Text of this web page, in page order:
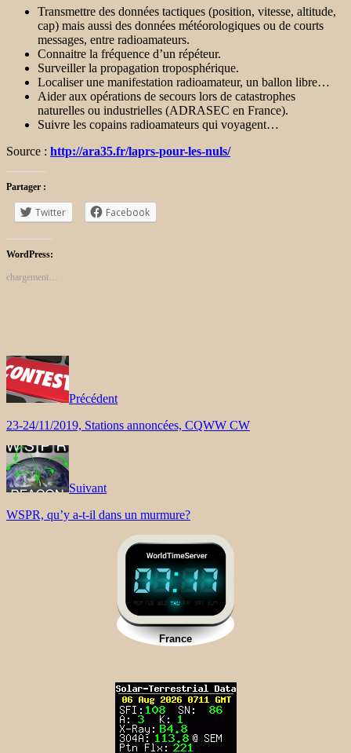
Transmettre des données tactiques (position, vitesse, altitude,
cap) mais aussi des données météorologiques ou de courts
messages, entre radioamateurs.
Connaitre la fréquence d’un répéteur.
Surveiller la propagation troposphérique.
Localiser une manifestation radioamateur, un ballon libre…
Aider aux opérations de secours lors de catastrophes
naturelles ou industrielles (ADRASEC en France).
Suivre les copains radioamateurs qui voyagent…
Source : http://ara35.fr/laprs-pour-les-nuls/
Partager :
Twitter Facebook
WordPress:
chargement…
Précédent
23-24/11/2019, Stations annoncées, CQWW CW
Suivant
WSPR, qu’y a-t-il dans un murmure?